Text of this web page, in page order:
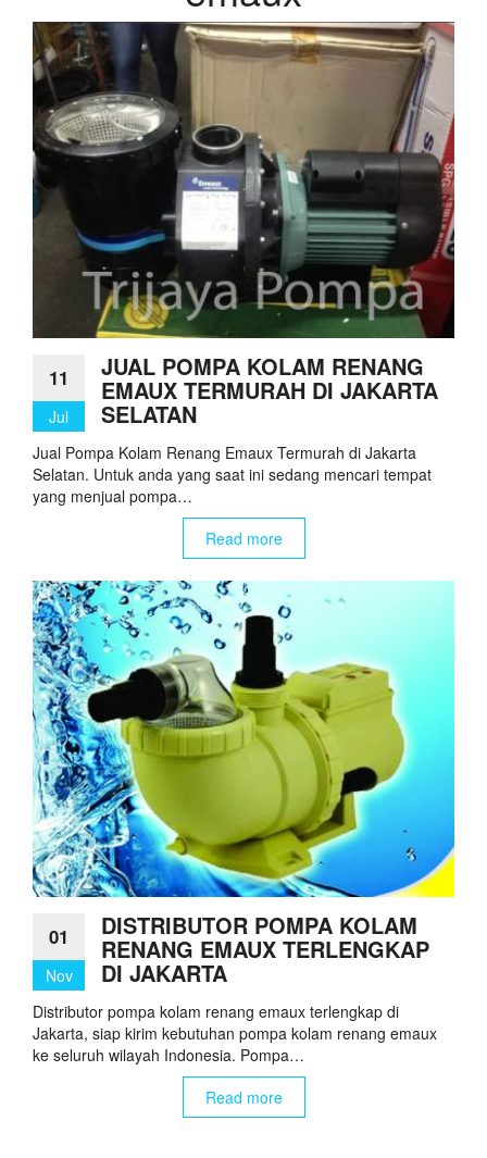
11
Jul
JUAL POMPA KOLAM RENANG
EMAUX TERMURAH DI JAKARTA
SELATAN
Jual Pompa Kolam Renang Emaux Termurah di Jakarta
Selatan. Untuk anda yang saat ini sedang mencari tempat
yang menjual pompa…
Read more
01
Nov
DISTRIBUTOR POMPA KOLAM
RENANG EMAUX TERLENGKAP
DI JAKARTA
Distributor pompa kolam renang emaux terlengkap di
Jakarta, siap kirim kebutuhan pompa kolam renang emaux
ke seluruh wilayah Indonesia. Pompa…
Read more